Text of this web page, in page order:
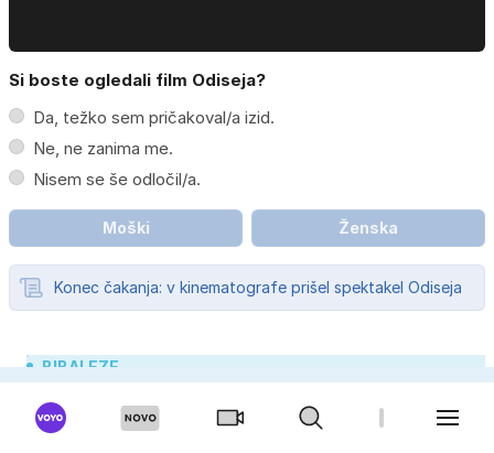
Si boste ogledali film Odiseja?
Da, težko sem pričakoval/a izid.
Ne, ne zanima me.
Nisem se še odločil/a.
Moški Ženska
Konec čakanja: v kinematografe prišel spektakel Odiseja
BIBALEZE